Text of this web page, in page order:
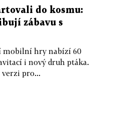
do kosmu:
zábavu s
mobilní hry nabízí 60
i nový druh ptáka.
verzi pro...